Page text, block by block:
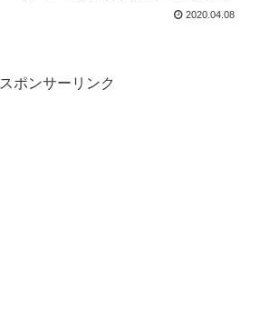
葉」というものがあります。今回は意味
2020.04.08
スポンサーリンク